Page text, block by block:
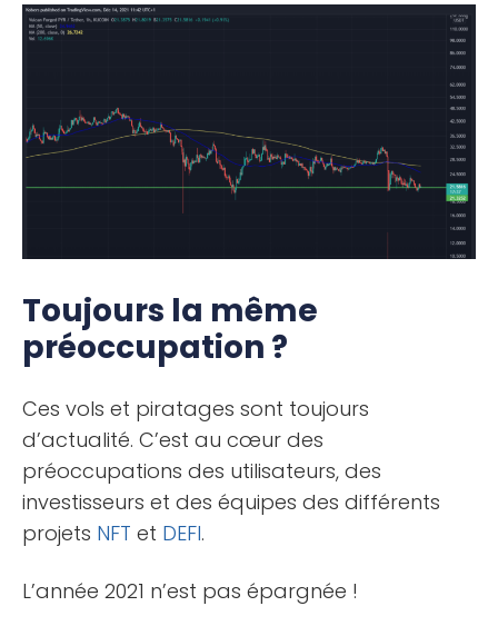
Toujours la même
préoccupation ?
Ces vols et piratages sont toujours
d’actualité. C’est au cœur des
préoccupations des utilisateurs, des
investisseurs et des équipes des différents
projets NFT et DEFI.
L’année 2021 n’est pas épargnée !